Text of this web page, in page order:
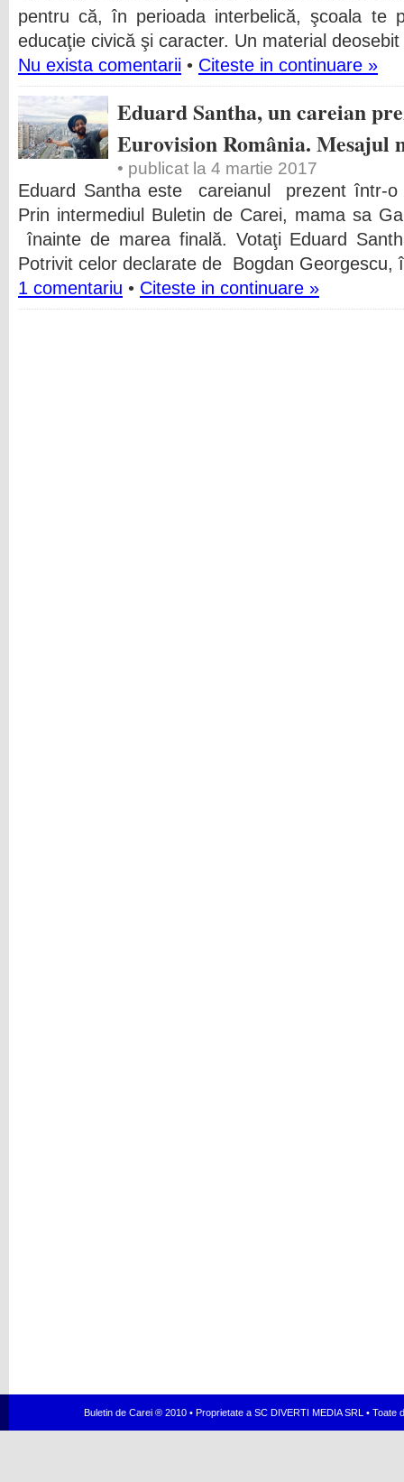
pentru că, în perioada interbelică, şcoala te
educaţie civică şi caracter. Un material
Nu exista comentarii • Citeste in continuare »
Eduard Santha, un careian
Eurovision România. Mesajul
• publicat la 4 martie 2017
Eduard Santha este careianul prezent într-o
Prin intermediul Buletin de Carei, mama sa
înainte de marea finală. Votaţi Eduard
Potrivit celor declarate de Bogdan Georgescu,
1 comentariu • Citeste in continuare »
Buletin de Carei ® 2010 • Proprietate a SC DIVERTI MEDIA SRL •